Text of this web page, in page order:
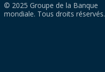
© 2025 Groupe de la Banque
mondiale. Tous droits réservés.